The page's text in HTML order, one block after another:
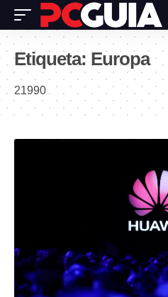
Etiqueta: Europa
21990